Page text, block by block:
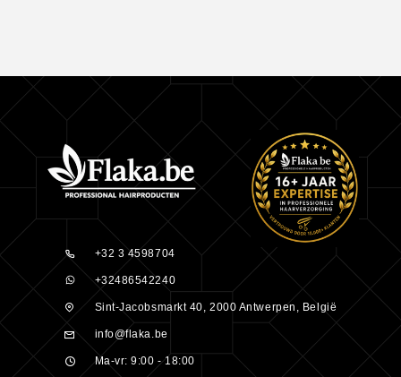
+32 3 4598704
+32486542240
Sint-Jacobsmarkt 40, 2000 Antwerpen, België
info@flaka.be
Ma-vr: 9:00 - 18:00